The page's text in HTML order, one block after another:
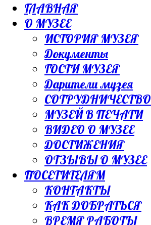
ГЛАВНАЯ
О МУЗЕЕ
ИСТОРИЯ МУЗЕЯ
Документы
ГОСТИ МУЗЕЯ
Дарители музея
СОТРУДНИЧЕСТВО
МУЗЕЙ В ПЕЧАТИ
ВИДЕО О МУЗЕЕ
ДОСТИЖЕНИЯ
ОТЗЫВЫ О МУЗЕЕ
ПОСЕТИТЕЛЯМ
КОНТАКТЫ
КАК ДОБРАТЬСЯ
ВРЕМЯ РАБОТЫ